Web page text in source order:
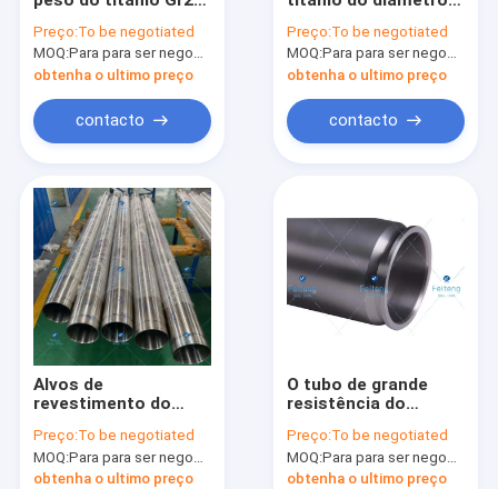
baixa temperatura
Preço:To be negotiated
MOQ:Para para ser negociado
obtenha o ultimo preço
contacto
visa ASTM B861-06A
Preço:To be negotiated
MOQ:Para para ser negociado
obtenha o ultimo preço
contacto
Alvos de
revestimento do
125*2140mm do OEM
Preço:To be negotiated
MOQ:Para para ser negociado
obtenha o ultimo preço
O tubo de grande
resistência do
B861 Gr1 visa de
pouco peso
Preço:To be negotiated
MOQ:Para para ser negociado
obtenha o ultimo preço